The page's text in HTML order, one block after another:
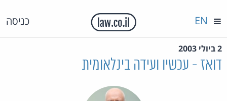
כניסה EN
2 ביולי 2003
דואז - עכשיו ועידה בינלאומית